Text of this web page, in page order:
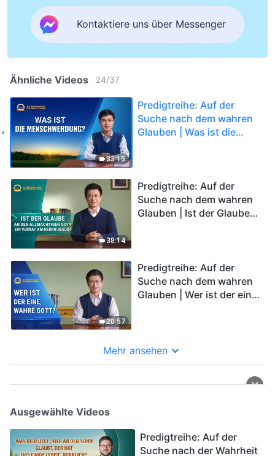
Kontaktiere uns über Messenger
Ähnliche Videos 24/37
33:15
Predigtreihe: Auf der
Suche nach dem wahren
Glauben | Was ist die
38:14
Predigtreihe: Auf der
Suche nach dem wahren
Glauben | Ist der Glaube
20:57
Predigtreihe: Auf der
Suche nach dem wahren
Glauben | Wer ist der eine,
Mehr ansehen
Ausgewählte Videos
Predigtreihe: Auf der
Suche nach der Wahrheit